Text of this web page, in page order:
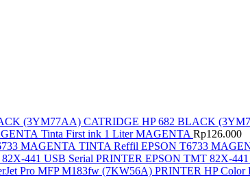
CATRIDGE HP 682 BLACK
Tinta First ink 1 Liter MAGENTA Rp126.000
TINTA Reffil EPSON T6733
PRINTER EPSON TMT 82X-441
PRINTER HP Color